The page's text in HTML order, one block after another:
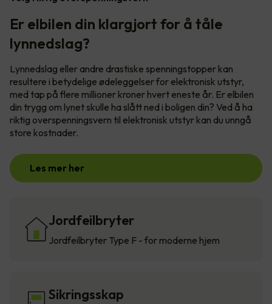
Er elbilen din klargjort for å tåle
lynnedslag?
Lynnedslag eller andre drastiske spenningstopper kan
resultere i betydelige ødeleggelser for elektronisk utstyr,
med tap på flere millioner kroner hvert eneste år. Er elbilen
din trygg om lynet skulle ha slått ned i boligen din? Ved å ha
riktig overspenningsvern til elektronisk utstyr kan du unngå
store kostnader.
Les mer her
Jordfeilbryter
Jordfeilbryter Type F - for moderne hjem
Sikringsskap